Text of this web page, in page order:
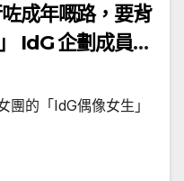
成年嘅路，要背
IdG 企劃成員人
4日首個「偶像
大型音樂會
的「IdG偶像女生」